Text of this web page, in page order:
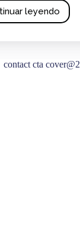
leyendo